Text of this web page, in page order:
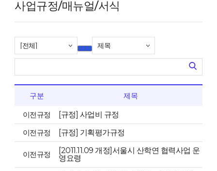
사업규정/매뉴얼/서식
구분 제목
이전규정
[규정] 사업비 규정
이전규정
[규정] 기획평가규정
이전규정
[2011.11.09 개정]서울시 산학연 협력사업 운
영요령